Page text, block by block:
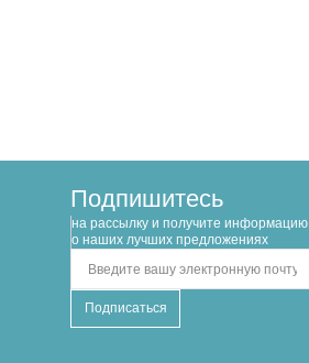
Подпишитесь
на рассылку и получите информацию
о наших лучших предложениях